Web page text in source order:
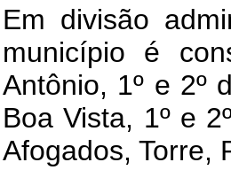
Em divisão
município é
Antônio, 1º e 2º
Boa Vista, 1º e
Afogados, Torre,